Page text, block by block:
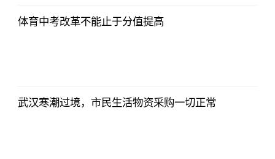
体育中考改革不能止于分值提高
武汉寒潮过境，市民生活物资采购一切正常